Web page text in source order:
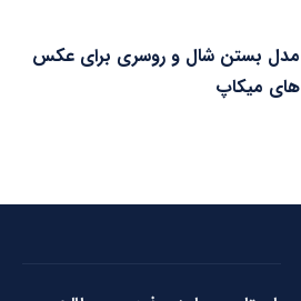
مدل بستن شال و روسری برای عکس
های میکاپ